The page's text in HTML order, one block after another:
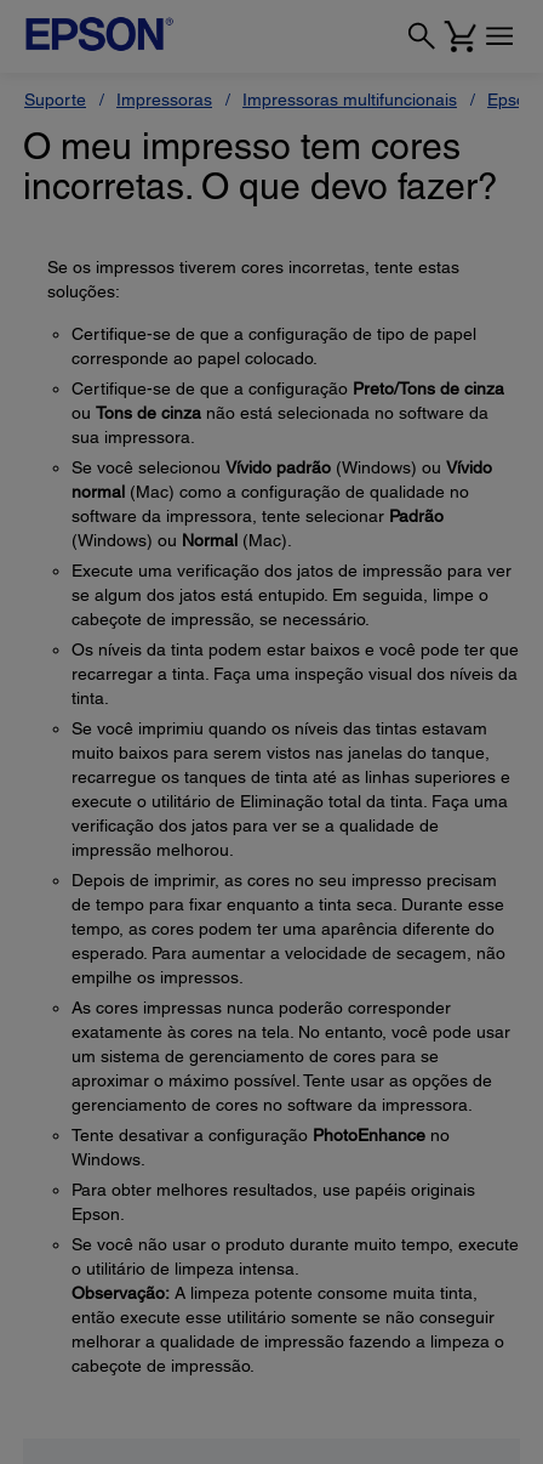
Suporte Impressoras Impressoras multifuncionais Epson
O meu impresso tem cores
incorretas. O que devo fazer?
Se os impressos tiverem cores incorretas, tente estas
soluções:
Certifique-se de que a configuração de tipo de papel
corresponde ao papel colocado.
Certifique-se de que a configuração Preto/Tons de cinza
ou Tons de cinza não está selecionada no software da
sua impressora.
Se você selecionou Vívido padrão (Windows) ou Vívido
normal (Mac) como a configuração de qualidade no
software da impressora, tente selecionar Padrão
(Windows) ou Normal (Mac).
Execute uma verificação dos jatos de impressão para ver
se algum dos jatos está entupido. Em seguida, limpe o
cabeçote de impressão, se necessário.
Os níveis da tinta podem estar baixos e você pode ter que
recarregar a tinta. Faça uma inspeção visual dos níveis da
tinta.
Se você imprimiu quando os níveis das tintas estavam
muito baixos para serem vistos nas janelas do tanque,
recarregue os tanques de tinta até as linhas superiores e
execute o utilitário de Eliminação total da tinta. Faça uma
verificação dos jatos para ver se a qualidade de
impressão melhorou.
Depois de imprimir, as cores no seu impresso precisam
de tempo para fixar enquanto a tinta seca. Durante esse
tempo, as cores podem ter uma aparência diferente do
esperado. Para aumentar a velocidade de secagem, não
empilhe os impressos.
As cores impressas nunca poderão corresponder
exatamente às cores na tela. No entanto, você pode usar
um sistema de gerenciamento de cores para se
aproximar o máximo possível. Tente usar as opções de
gerenciamento de cores no software da impressora.
Tente desativar a configuração PhotoEnhance no
Windows.
Para obter melhores resultados, use papéis originais
Epson.
Se você não usar o produto durante muito tempo, execute
o utilitário de limpeza intensa.
Observação: A limpeza potente consome muita tinta,
então execute esse utilitário somente se não conseguir
melhorar a qualidade de impressão fazendo a limpeza o
cabeçote de impressão.